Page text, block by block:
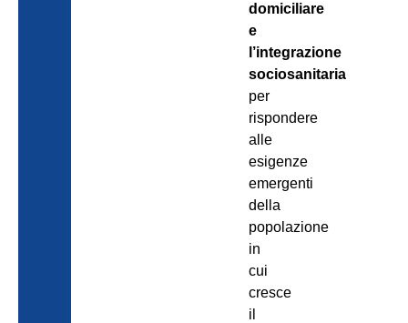
domiciliare
e
l’integrazione
sociosanitaria
per
rispondere
alle
esigenze
emergenti
della
popolazione
in
cui
cresce
il